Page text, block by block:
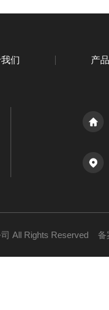
们 产
All Rights Reserved 备